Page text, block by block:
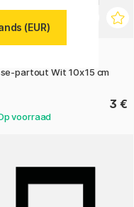
partout Wit 10x15 cm
3 €
(EUR)